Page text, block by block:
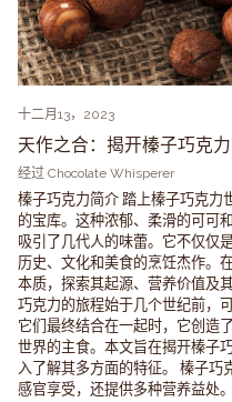
十二月13，2023
天作之合：揭开榛子巧克
经过 Chocolate Whisperer
榛子巧克力简介 踏上榛子巧克力
的宝库。这种浓郁、柔滑的可可
吸引了几代人的味蕾。它不仅仅
历史、文化和美食的烹饪杰作。
本质，探索其起源、营养价值及
巧克力的旅程始于几个世纪前，
它们最终结合在一起时，它创造
世界的主食。本文旨在揭开榛子
入了解其多方面的特征。 榛子巧
感官享受，还提供多种营养益处